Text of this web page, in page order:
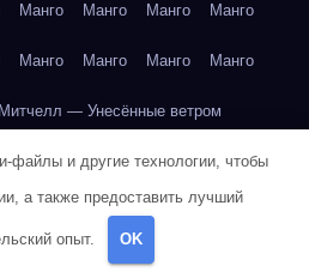
Манго Манго Манго Манго
Манго Манго Манго Манго
— Унесённые ветром
Тома Сойера
Тома Сойера
Тома Сойера
файлы и другие технологии, чтобы
а также предоставить лучший
опыт. OK